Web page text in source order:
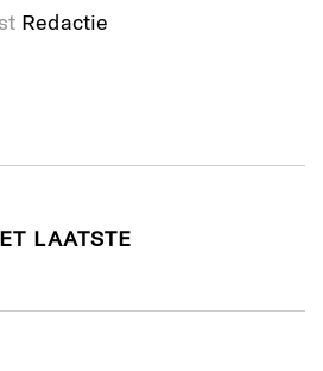
Redactie
LAATSTE